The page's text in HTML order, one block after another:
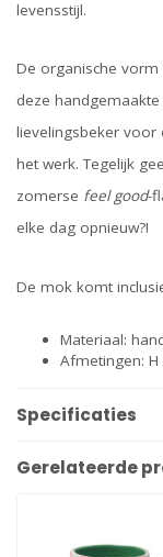
levensstijl.
De organische
deze
lievelingsbeker
het werk. Tegelijk
zomerse feel good-
elke dag opnieuw?!
De mok komt
Materiaal:
Afmetingen:
Specificaties
Gerelateerde